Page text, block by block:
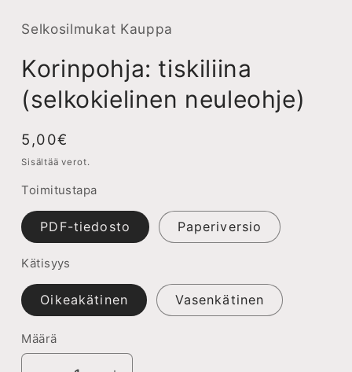
Selkosilmukat Kauppa
Korinpohja: tiskiliina
(selkokielinen neuleohje)
Normaalihinta
5,00€
Sisältää verot.
Toimitustapa
PDF-tiedosto Paperiversio
Kätisyys
Oikeakätinen Vasenkätinen
Määrä